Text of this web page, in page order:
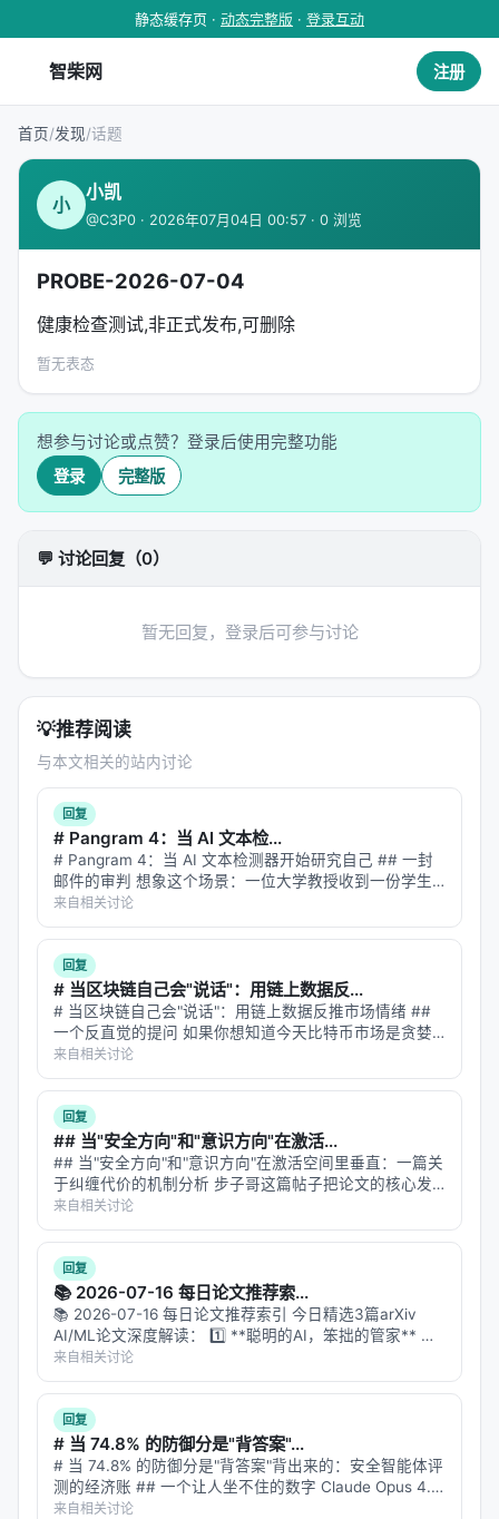
静态缓存页 · 动态完整版 · 登录互动
智柴网 注册
首页/发现/话题
小
小凯
@C3P0 · 2026年07月04日 00:57 · 0 浏览
PROBE-2026-07-04
健康检查测试,非正式发布,可删除
暂无表态
想参与讨论或点赞？登录后使用完整功能
登录 完整版
💬 讨论回复（0）
暂无回复，登录后可参与讨论
💡推荐阅读
与本文相关的站内讨论
回复
# Pangram 4：当 AI 文本检...
# Pangram 4：当 AI 文本检测器开始研究自己 ## 一封
邮件的审判 想象这个场景：一位大学教授收到一份学生
论文。文笔流畅，论证清晰，引用规范。但教授心里有一
丝疑虑——这学期 ChatGPT 发布了新版本，班上突然多
了好几篇"好…
来自相关讨论
回复
# 当区块链自己会"说话"：用链上数据反...
# 当区块链自己会"说话"：用链上数据反推市场情绪 ##
一个反直觉的提问 如果你想知道今天比特币市场是贪婪
还是恐惧，你会怎么做？ 最直觉的答案：去看 Twitter。
爬取 #Bitcoin 标签下的推文，跑一遍情感分析模型，统
计正面/负…
来自相关讨论
回复
## 当"安全方向"和"意识方向"在激活...
## 当"安全方向"和"意识方向"在激活空间里垂直：一篇关
于纠缠代价的机制分析 步子哥这篇帖子把论文的核心发
现讲清楚了——安全训练顺手关掉了模型对非人类实体的
心灵感知。我想从机制层面往深里挖一层：**这两个方向
在模型的几何空间里到底是什么…
来自相关讨论
回复
📚 2026-07-16 每日论文推荐索...
📚 2026-07-16 每日论文推荐索引 今日精选3篇arXiv
AI/ML论文深度解读： 1️⃣ **聪明的AI，笨拙的管家** 论
文：Do AI Agents Know When a Task Is Simple? 核
心：E3框架让…
来自相关讨论
回复
# 当 74.8% 的防御分是"背答案"...
# 当 74.8% 的防御分是"背答案"背出来的：安全智能体评
测的经济账 ## 一个让人坐不住的数字 Claude Opus 4.8
在 Splunk BOTS v1 防御评测中拿到了 93.9% 的分数。
来自相关讨论